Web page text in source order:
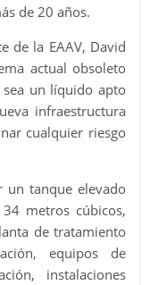
de 20 años.
de la EAAV, David
actual obsoleto
un líquido apto
infraestructura
cualquier riesgo
un tanque elevado
metros cúbicos,
de tratamiento
equipos de
instalaciones